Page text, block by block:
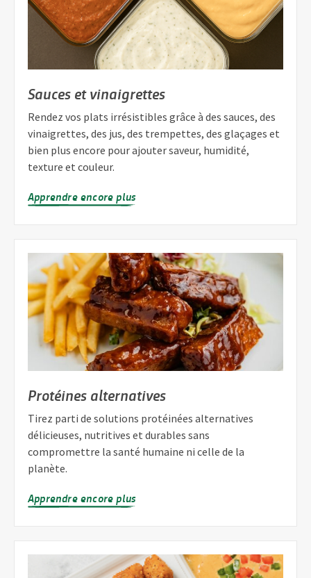
Sauces et vinaigrettes
Rendez vos plats irrésistibles grâce à des sauces, des
vinaigrettes, des jus, des trempettes, des glaçages et
bien plus encore pour ajouter saveur, humidité,
texture et couleur.
Apprendre encore plus
Protéines alternatives
Tirez parti de solutions protéinées alternatives
délicieuses, nutritives et durables sans
compromettre la santé humaine ni celle de la
planète.
Apprendre encore plus